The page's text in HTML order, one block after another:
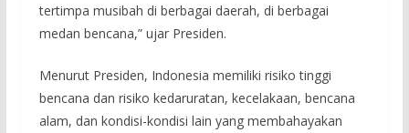
tertimpa musibah di berbagai daerah, di berbagai
medan bencana,” ujar Presiden.
Menurut Presiden, Indonesia memiliki risiko tinggi
bencana dan risiko kedaruratan, kecelakaan, bencana
alam, dan kondisi-kondisi lain yang membahayakan